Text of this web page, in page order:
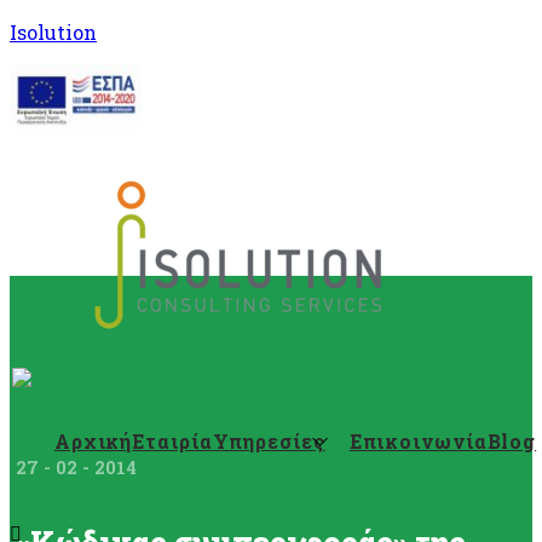
Isolution
ΑρχικήΕταιρίαΥπηρεσίες ΕπικοινωνίαBlog
27 - 02 - 2014